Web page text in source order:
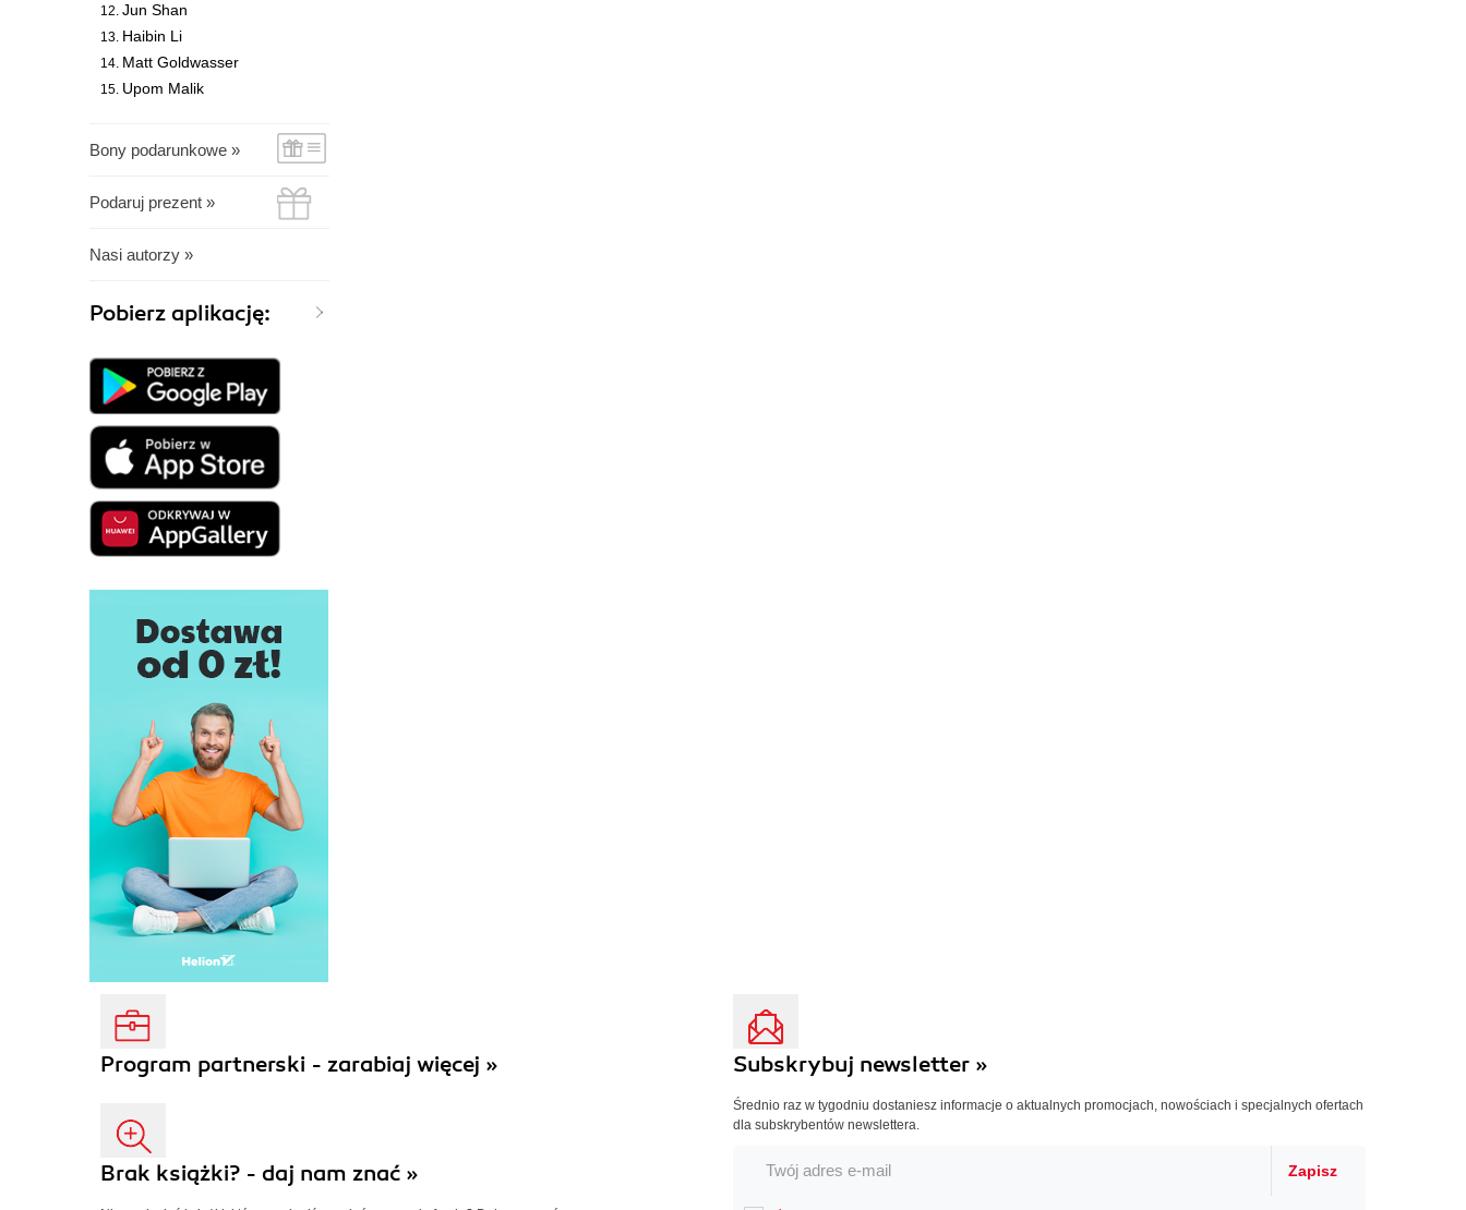
Jun Shan
Haibin Li
Matt Goldwasser
Upom Malik
Bony podarunkowe »
Podaruj prezent »
Nasi autorzy »
Pobierz aplikację:
Program partnerski - zarabiaj więcej »
Brak książki? - daj nam znać »
Subskrybuj newsletter »
Średnio raz w tygodniu dostaniesz informacje o aktualnych promocjach, nowościach i specjalnych ofertach
dla subskrybentów newslettera.
Zapisz